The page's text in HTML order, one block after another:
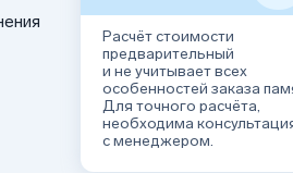
Расчёт стоимости
предварительный
и не учитывает всех
особенностей заказа
Для точного расчёта,
необходима
с менеджером.